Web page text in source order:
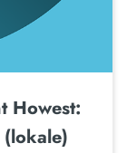
Howest: